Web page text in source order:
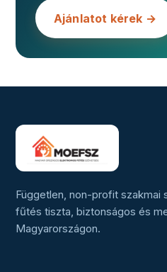
Ajánlatot kérek →
Független, non-profit szakmai
fűtés tiszta, biztonságos és
Magyarországon.